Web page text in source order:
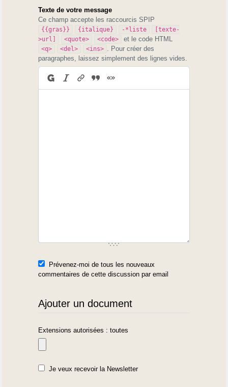
Texte de votre message
Ce champ accepte les raccourcis SPIP
{{gras}} {italique} -*liste
[texte-
>url]
<quote> <code> et le code HTML
<q> <del> <ins>
. Pour créer des
paragraphes, laissez simplement des lignes vides.
Prévenez-moi de tous les nouveaux
commentaires de cette discussion par email
Ajouter un document
Extensions autorisées : toutes
Je veux recevoir la Newsletter